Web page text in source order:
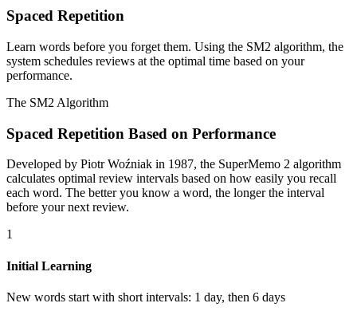
Spaced Repetition
Learn words before you forget them. Using the SM2 algorithm, the
system schedules reviews at the optimal time based on your
performance.
The SM2 Algorithm
Spaced Repetition Based on Performance
Developed by Piotr Woźniak in 1987, the SuperMemo 2 algorithm
calculates optimal review intervals based on how easily you recall
each word. The better you know a word, the longer the interval
before your next review.
1
Initial Learning
New words start with short intervals: 1 day, then 6 days